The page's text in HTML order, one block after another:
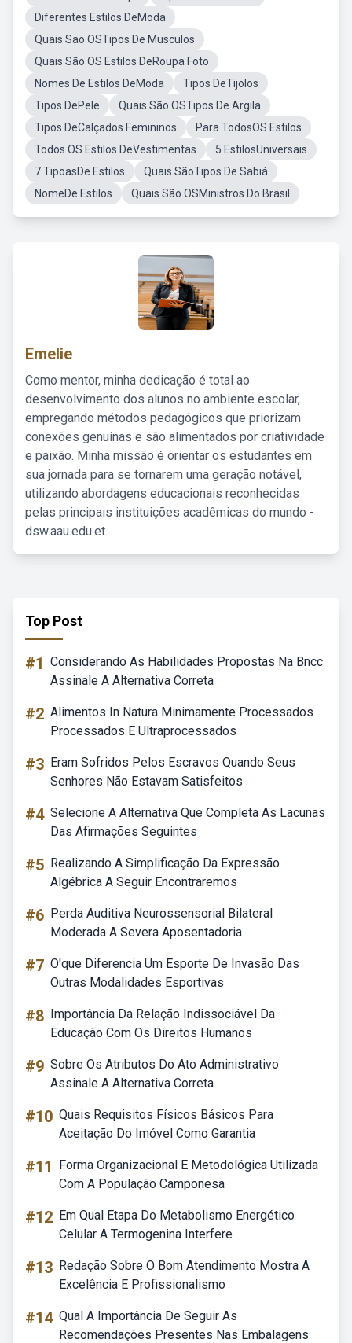
Diferentes Estilos DeModa
Quais Sao OSTipos De Musculos
Quais São OS Estilos DeRoupa Foto
Nomes De Estilos DeModa
Tipos DeTijolos
Tipos DePele
Quais São OSTipos De Argila
Tipos DeCalçados Femininos
Para TodosOS Estilos
Todos OS Estilos DeVestimentas
5 EstilosUniversais
7 TipoasDe Estilos
Quais SãoTipos De Sabiá
NomeDe Estilos
Quais São OSMinistros Do Brasil
Emelie
Como mentor, minha dedicação é total ao
desenvolvimento dos alunos no ambiente escolar,
empregando métodos pedagógicos que priorizam
conexões genuínas e são alimentados por criatividade
e paixão. Minha missão é orientar os estudantes em
sua jornada para se tornarem uma geração notável,
utilizando abordagens educacionais reconhecidas
pelas principais instituições acadêmicas do mundo -
dsw.aau.edu.et.
Top Post
#1 Considerando As Habilidades Propostas Na Bncc
Assinale A Alternativa Correta
#2 Alimentos In Natura Minimamente Processados
Processados E Ultraprocessados
#3 Eram Sofridos Pelos Escravos Quando Seus
Senhores Não Estavam Satisfeitos
#4 Selecione A Alternativa Que Completa As Lacunas
Das Afirmações Seguintes
#5 Realizando A Simplificação Da Expressão
Algébrica A Seguir Encontraremos
#6 Perda Auditiva Neurossensorial Bilateral
Moderada A Severa Aposentadoria
#7 O'que Diferencia Um Esporte De Invasão Das
Outras Modalidades Esportivas
#8 Importância Da Relação Indissociável Da
Educação Com Os Direitos Humanos
#9 Sobre Os Atributos Do Ato Administrativo
Assinale A Alternativa Correta
#10 Quais Requisitos Físicos Básicos Para
Aceitação Do Imóvel Como Garantia
#11
Forma Organizacional E Metodológica Utilizada
Com A População Camponesa
#12 Em Qual Etapa Do Metabolismo Energético
Celular A Termogenina Interfere
#13 Redação Sobre O Bom Atendimento Mostra A
Excelência E Profissionalismo
#14 Qual A Importância De Seguir As
Recomendações Presentes Nas Embalagens